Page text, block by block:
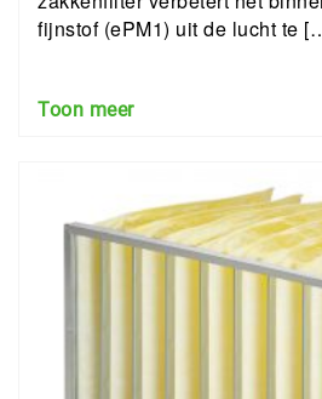
fijnstof (ePM1) uit de lucht te
Toon meer